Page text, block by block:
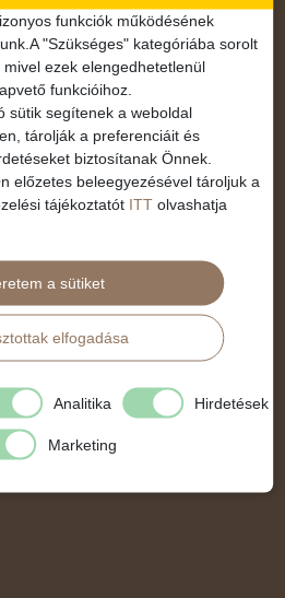
funkciók működésének
"Szükséges" kategóriába sorolt
ezek elengedhetetlenül
funkcióihoz.
sütik segítenek a weboldal
tárolják a preferenciáit és
biztosítanak Önnek.
előzetes beleegyezésével tároljuk a
tájékoztatót ITT olvashatja
a sütiket
elfogadása
Analitika Hirdetések
Marketing